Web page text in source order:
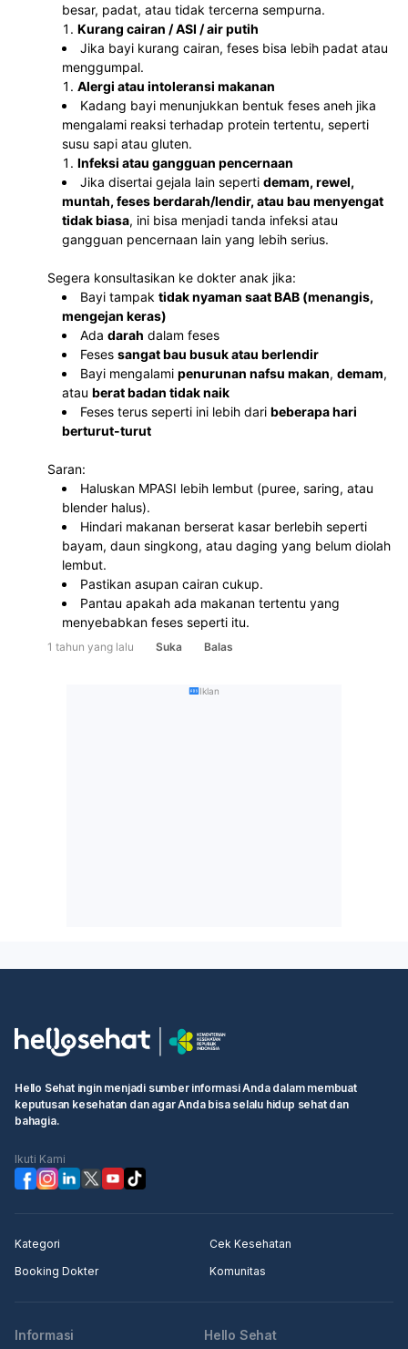
besar, padat, atau tidak tercerna sempurna.
Kurang cairan / ASI / air putih
Jika bayi kurang cairan, feses bisa lebih padat atau
menggumpal.
Alergi atau intoleransi makanan
Kadang bayi menunjukkan bentuk feses aneh jika
mengalami reaksi terhadap protein tertentu, seperti
susu sapi atau gluten.
Infeksi atau gangguan pencernaan
Jika disertai gejala lain seperti demam, rewel,
muntah, feses berdarah/lendir, atau bau menyengat
tidak biasa, ini bisa menjadi tanda infeksi atau
gangguan pencernaan lain yang lebih serius.
Segera konsultasikan ke dokter anak jika:
Bayi tampak tidak nyaman saat BAB (menangis,
mengejan keras)
Ada darah dalam feses
Feses sangat bau busuk atau berlendir
Bayi mengalami penurunan nafsu makan, demam,
atau berat badan tidak naik
Feses terus seperti ini lebih dari beberapa hari
berturut-turut
Saran:
Haluskan MPASI lebih lembut (puree, saring, atau
blender halus).
Hindari makanan berserat kasar berlebih seperti
bayam, daun singkong, atau daging yang belum diolah
lembut.
Pastikan asupan cairan cukup.
Pantau apakah ada makanan tertentu yang
menyebabkan feses seperti itu.
1 tahun yang lalu Suka Balas
Iklan
Hello Sehat ingin menjadi sumber informasi Anda dalam membuat
keputusan kesehatan dan agar Anda bisa selalu hidup sehat dan
bahagia.
Ikuti Kami
Kategori
Cek Kesehatan
Booking Dokter
Komunitas
Informasi Hello Sehat